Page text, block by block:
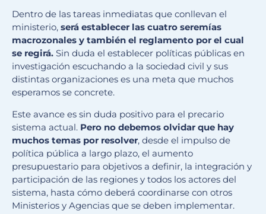
Dentro de las tareas inmediatas que conllevan el
ministerio, será establecer las cuatro seremías
macrozonales y también el reglamento por el cual
se regirá. Sin duda el establecer políticas públicas en
investigación escuchando a la sociedad civil y sus
distintas organizaciones es una meta que muchos
esperamos se concrete.
Este avance es sin duda positivo para el precario
sistema actual. Pero no debemos olvidar que hay
muchos temas por resolver, desde el impulso de
política pública a largo plazo, el aumento
presupuestario para objetivos a definir, la integración y
participación de las regiones y todos los actores del
sistema, hasta cómo deberá coordinarse con otros
Ministerios y Agencias que se deben implementar.